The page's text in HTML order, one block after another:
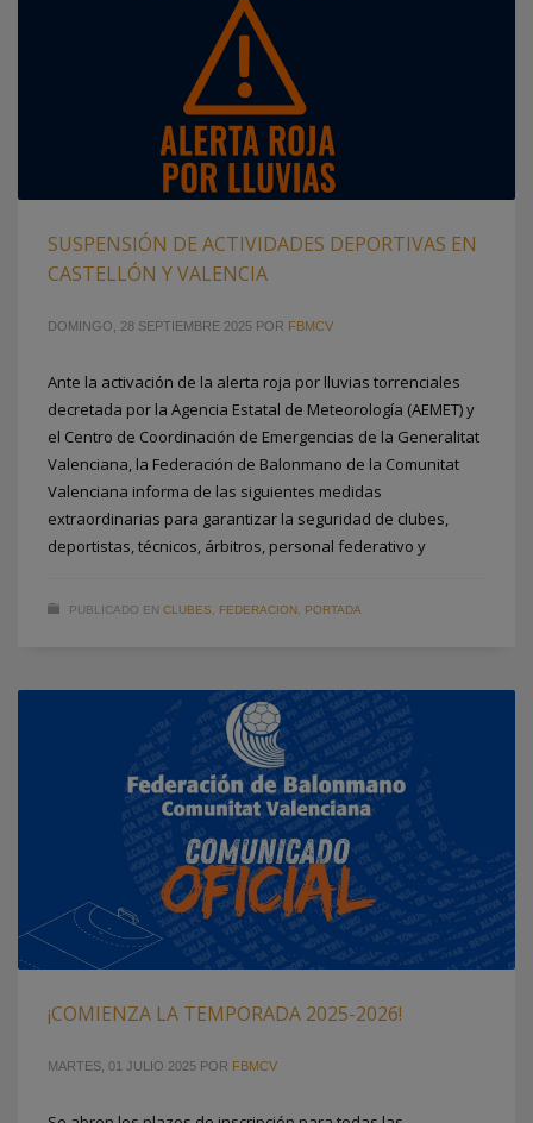
SUSPENSIÓN DE ACTIVIDADES DEPORTIVAS EN
CASTELLÓN Y VALENCIA
DOMINGO, 28 SEPTIEMBRE 2025 POR FBMCV
Ante la activación de la alerta roja por lluvias torrenciales
decretada por la Agencia Estatal de Meteorología (AEMET) y
el Centro de Coordinación de Emergencias de la Generalitat
Valenciana, la Federación de Balonmano de la Comunitat
Valenciana informa de las siguientes medidas
extraordinarias para garantizar la seguridad de clubes,
deportistas, técnicos, árbitros, personal federativo y
PUBLICADO EN CLUBES FEDERACION PORTADA
¡COMIENZA LA TEMPORADA 2025-2026!
MARTES, 01 JULIO 2025 POR FBMCV